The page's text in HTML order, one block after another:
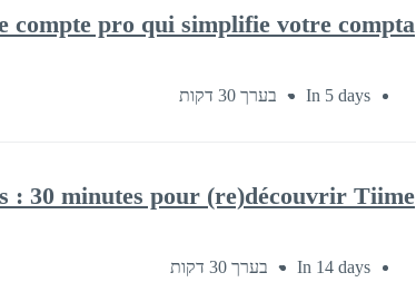
compte pro qui simplifie votre compta !
In 5 days בערך 30 דקות
: 30 minutes pour (re)découvrir Tiime
In 14 days בערך 30 דקות